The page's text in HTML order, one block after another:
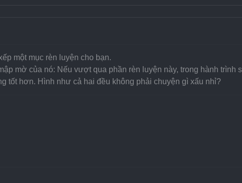
một mục rèn luyện cho bạn.
mờ của nó: Nếu vượt qua phần rèn luyện này, trong hành trình
tốt hơn. Hình như cả hai đều không phải chuyện gì xấu nhỉ?